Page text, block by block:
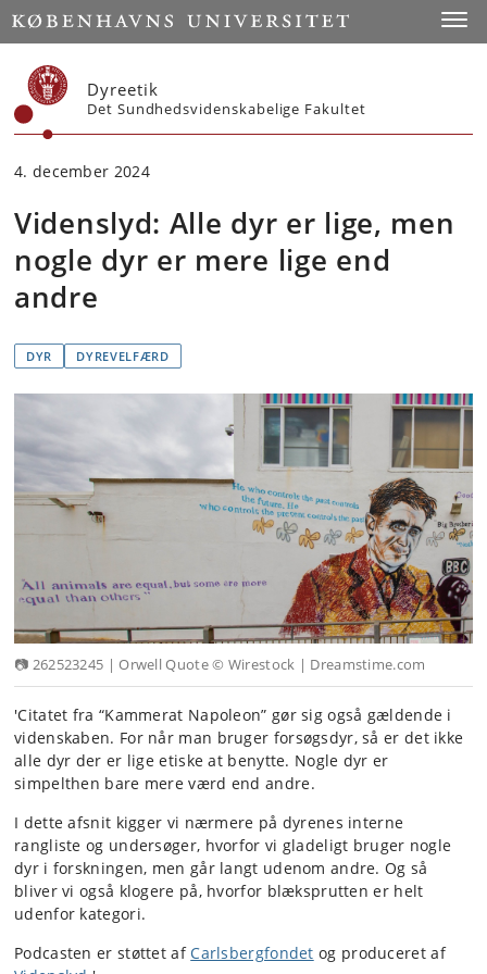
Start
Dyreetik
Det Sundhedsvidenskabelige Fakultet
4. december 2024
Videnslyd: Alle dyr er lige, men
nogle dyr er mere lige end
andre
DYR DYREVELFÆRD
📷 262523245 | Orwell Quote © Wirestock | Dreamstime.com
'Citatet fra “Kammerat Napoleon” gør sig også gældende i
videnskaben. For når man bruger forsøgsdyr, så er det ikke
alle dyr der er lige etiske at benytte. Nogle dyr er
simpelthen bare mere værd end andre.
I dette afsnit kigger vi nærmere på dyrenes interne
rangliste og undersøger, hvorfor vi gladeligt bruger nogle
dyr i forskningen, men går langt udenom andre. Og så
bliver vi også klogere på, hvorfor blæksprutten er helt
udenfor kategori.
Podcasten er støttet afCarlsbergfondet og produceret af